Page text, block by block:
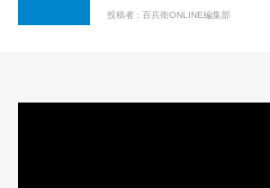
投稿者 : 百兵衛ONLINE編集部